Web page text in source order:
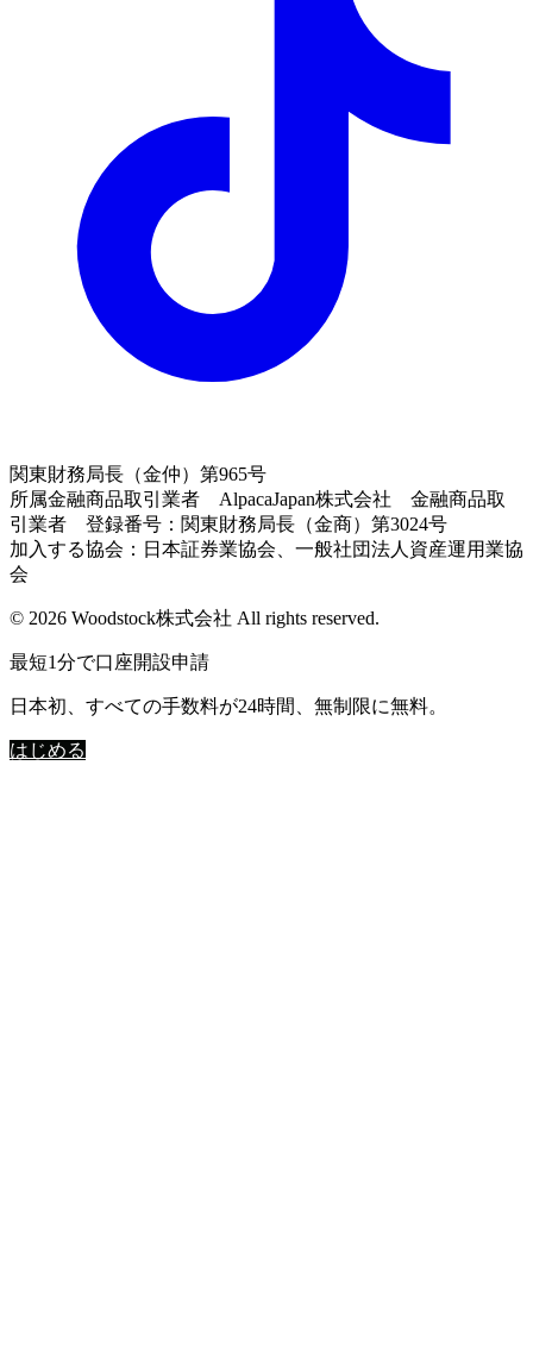
関東財務局長（金仲）第965号
所属金融商品取引業者 AlpacaJapan株式会社 金融商品取
引業者 登録番号：関東財務局長（金商）第3024号
加入する協会：日本証券業協会、一般社団法人資産運用業協
会
© 2026 Woodstock株式会社 All rights reserved.
最短1分で口座開設申請
日本初、すべての手数料が24時間、無制限に無料。
はじめる